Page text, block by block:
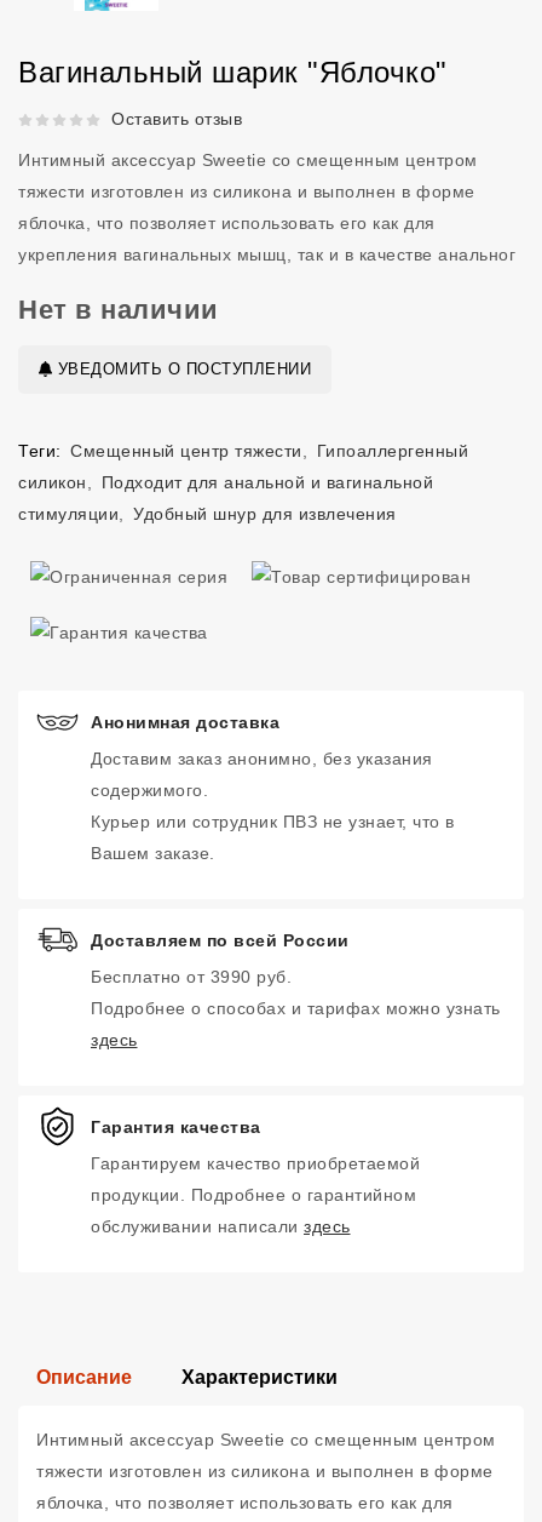
Вагинальный шарик "Яблочко"
Рейтинг 5 из 5.Оставить отзыв
Интимный аксессуар Sweetie со смещенным центром
тяжести изготовлен из силикона и выполнен в форме
яблочка, что позволяет использовать его как для
укрепления вагинальных мышц, так и в качестве анальног
Нет в наличии
УВЕДОМИТЬ О ПОСТУПЛЕНИИ
Теги: Смещенный центр тяжести
Гипоаллергенный
силикон
Подходит для анальной и вагинальной
стимуляции
Удобный шнур для извлечения
Анонимная доставка
Доставим заказ анонимно, без указания
содержимого.
Курьер или сотрудник ПВЗ не узнает, что в
Вашем заказе.
Доставляем по всей России
Бесплатно от 3990 руб.
Подробнее о способах и тарифах можно узнать
здесь
Гарантия качества
Гарантируем качество приобретаемой
продукции. Подробнее о гарантийном
обслуживании написали здесь
Описание Характеристики
Интимный аксессуар Sweetie со смещенным центром
тяжести изготовлен из силикона и выполнен в форме
яблочка, что позволяет использовать его как для